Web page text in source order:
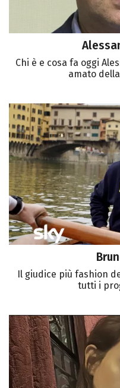
Chi è e cosa fa oggi
amato
Il giudice più fashion
tutti i